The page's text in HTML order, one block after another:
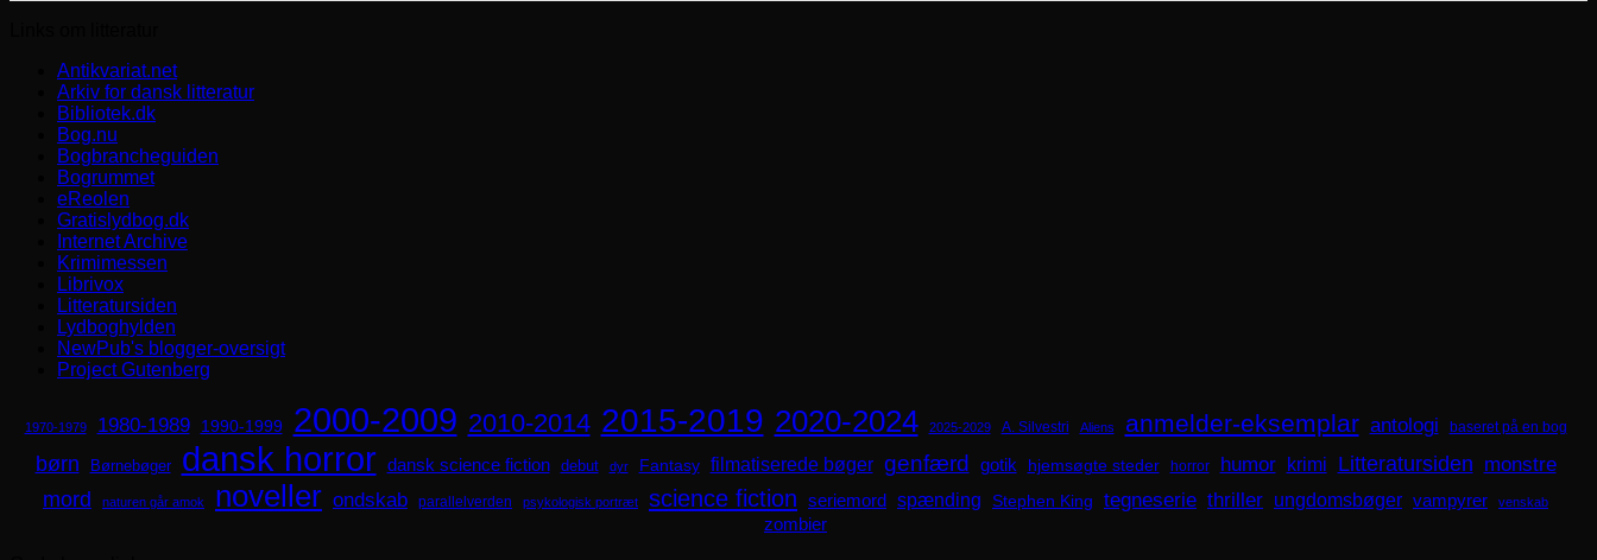
Antikvariat.net
Arkiv for dansk litteratur
Bibliotek.dk
Bog.nu
Bogbrancheguiden
Bogrummet
eReolen
Gratislydbog.dk
Internet Archive
Krimimessen
Librivox
Litteratursiden
Lydboghylden
NewPub's blogger-oversigt
Project Gutenberg
1970-1979 1980-1989 1990-1999 2000-2009 2010-2014 2015-2019 2020-2024 2025-2029 A. Silvestri Aliens anmelder-eksemplar antologi baseret på en bog
børn Børnebøger dansk horror dansk science fiction debut dyr Fantasy filmatiserede bøger genfærd gotik hjemsøgte steder horror humor krimi Litteratursiden monstre
mord naturen går amok noveller ondskab parallelverden psykologisk portræt science fiction seriemord spænding Stephen King tegneserie thriller ungdomsbøger vampyrer venskab
zombier